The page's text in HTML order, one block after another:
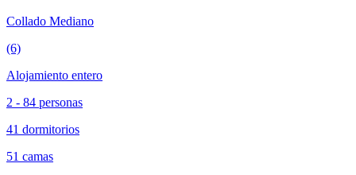
Collado Mediano
(6)
Alojamiento entero
2 - 84 personas
41 dormitorios
51 camas